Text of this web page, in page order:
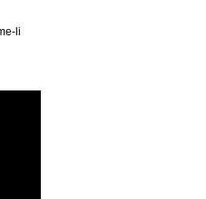
li